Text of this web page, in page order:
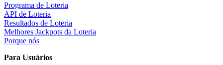
Programa de Loteria
API de Loteria
Resultados de Loteria
Melhores Jackpots da Loteria
Porque nós
Para Usuários